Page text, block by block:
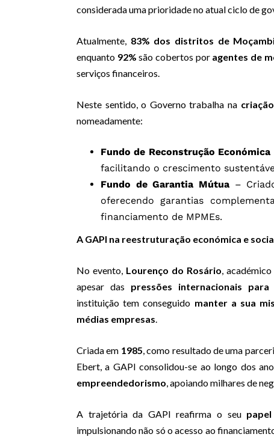
considerada uma prioridade no atual ciclo de
Atualmente, 83% dos distritos de
enquanto 92% são cobertos por agentes de
serviços financeiros.
Neste sentido, o Governo trabalha na
nomeadamente:
Fundo de Reconstrução Económica
facilitando o crescimento
Fundo de Garantia Mútua –
oferecendo garantias
financiamento de MPMEs.
A GAPI na reestruturação económica e
No evento, Lourenço do Rosário,
apesar das pressões internacionais
instituição tem conseguido manter a sua
médias empresas.
Criada em 1985, como resultado de uma
Ebert, a GAPI consolidou-se ao longo dos
empreendedorismo, apoiando milhares de
A trajetória da GAPI reafirma o seu
impulsionando não só o acesso ao